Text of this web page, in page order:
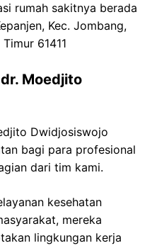
rumah sakitnya berada
Kec. Jombang,
61411
Moedjito
Dwidjosiswojo
bagi para profesional
dari tim kami.
kesehatan
mereka
lingkungan kerja